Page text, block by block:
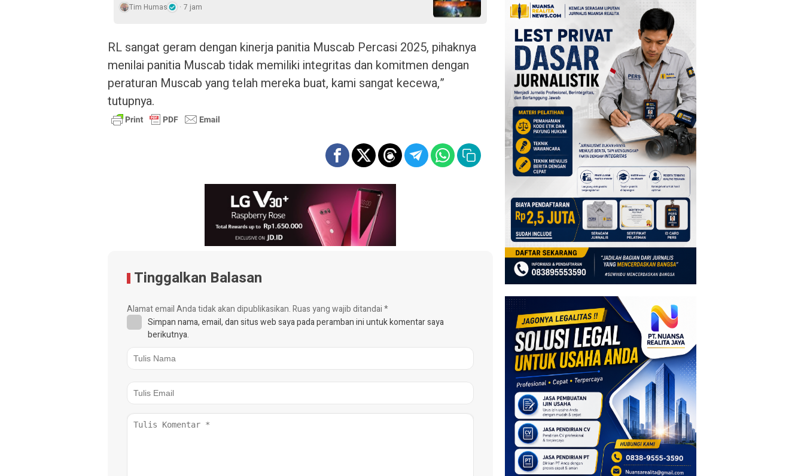
Tim Humas 7 jam
RL sangat geram dengan kinerja panitia Muscab Percasi 2025, pihaknya
menilai panitia Muscab tidak memiliki integritas dan komitmen dengan
peraturan Muscab yang telah mereka buat, kami sangat kecewa,”
tutupnya.
Tinggalkan Balasan
Alamat email Anda tidak akan dipublikasikan.Ruas yang wajib ditandai*
Simpan nama, email, dan situs web saya pada peramban ini untuk komentar saya
berikutnya.